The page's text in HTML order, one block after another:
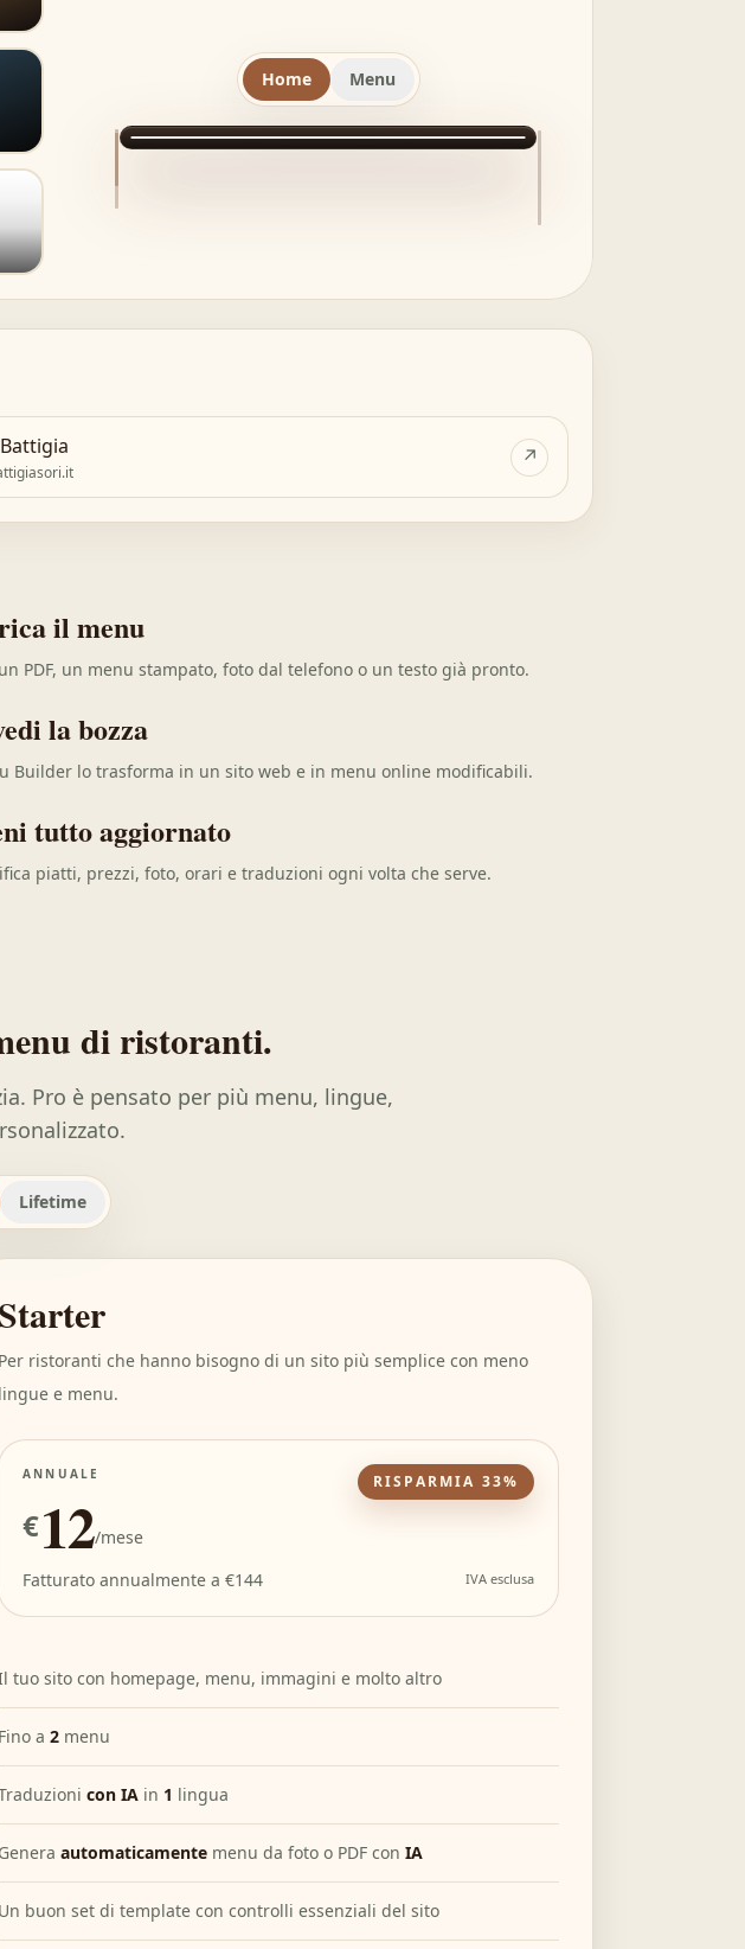
Home Menu
↗
il menu
PDF, un menu stampato, foto dal telefono o un testo già pronto.
la bozza
Builder lo trasforma in un sito web e in menu online modificabili.
tutto aggiornato
piatti, prezzi, foto, orari e traduzioni ogni volta che serve.
di ristoranti.
Pro è pensato per più menu, lingue,
Lifetime
Starter
Per ristoranti che hanno bisogno di un sito più semplice con meno
lingue e menu.
ANNUALE
€12/mese
RISPARMIA 33%
Fatturato annualmente a €144 IVA esclusa
tuo sito con homepage, menu, immagini e molto altro
Fino a 2 menu
con IA in 1 lingua
Genera automaticamente menu da foto o PDF con IA
Un buon set di template con controlli essenziali del sito